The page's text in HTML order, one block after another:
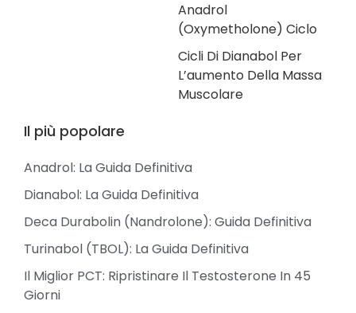
Anadrol
(Oxymetholone) Ciclo
Cicli Di Dianabol Per
L’aumento Della Massa
Muscolare
Il più popolare
Anadrol: La Guida Definitiva
Dianabol: La Guida Definitiva
Deca Durabolin (Nandrolone): Guida Definitiva
Turinabol (TBOL): La Guida Definitiva
Il Miglior PCT: Ripristinare Il Testosterone In 45
Giorni